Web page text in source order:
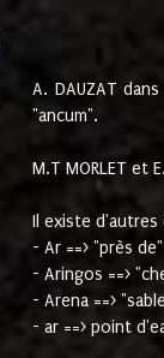
A. DAUZAT
"ancum".
M.T MORLET et
Il existe d'autres
- Ar ==> "près
- Aringos ==>
- Arena ==>
- ar ==> point